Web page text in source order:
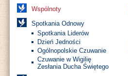
Wspólnoty
Spotkania Odnowy
Spotkania Liderów
Dzień Jedności
Ogólnopolskie Czuwanie
Czuwanie w Wigilię
Zesłania Ducha Świętego